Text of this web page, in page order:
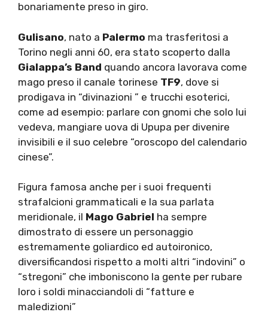
bonariamente preso in giro.
Gulisano, nato a Palermo ma trasferitosi a
Torino negli anni 60, era stato scoperto dalla
Gialappa’s Band quando ancora lavorava come
mago preso il canale torinese TF9, dove si
prodigava in “divinazioni ” e trucchi esoterici,
come ad esempio: parlare con gnomi che solo lui
vedeva, mangiare uova di Upupa per divenire
invisibili e il suo celebre “oroscopo del calendario
cinese”.
Figura famosa anche per i suoi frequenti
strafalcioni grammaticali e la sua parlata
meridionale, il Mago Gabriel ha sempre
dimostrato di essere un personaggio
estremamente goliardico ed autoironico,
diversificandosi rispetto a molti altri “indovini” o
“stregoni” che imboniscono la gente per rubare
loro i soldi minacciandoli di “fatture e
maledizioni”